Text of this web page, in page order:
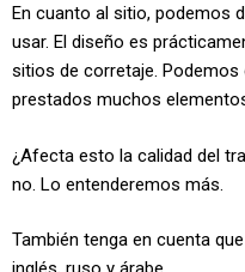
En cuanto al sitio, podemos
usar. El diseño es
sitios de corretaje.
prestados muchos
¿Afecta esto la calidad del
no. Lo entenderemos más.
También tenga en cuenta